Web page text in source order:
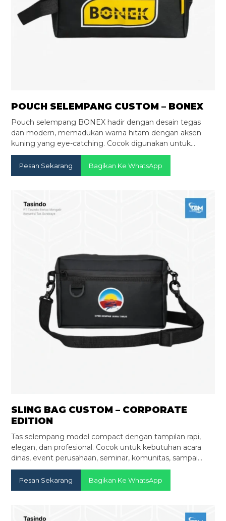
POUCH SELEMPANG CUSTOM – BONEX
Pouch selempang BONEX hadir dengan desain tegas
dan modern, memadukan warna hitam dengan aksen
kuning yang eye-catching. Cocok digunakan untuk…
Pesan Sekarang Bagikan Ke WhatsApp
SLING BAG CUSTOM – CORPORATE
EDITION
Tas selempang model compact dengan tampilan rapi,
elegan, dan profesional. Cocok untuk kebutuhan acara
dinas, event perusahaan, seminar, komunitas, sampai…
Pesan Sekarang Bagikan Ke WhatsApp